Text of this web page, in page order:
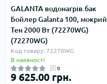
GALANTA водонагрів.бак
Бойлер Galanta 100, мокрий
Тен 2000 Вт (72270WG)
(72270WG)
Код товару: 72270WG
В наявності
0
9 625.00 грн.